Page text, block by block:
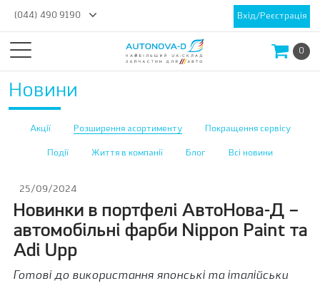
(044) 490 9190 Вхід/Реєстрація
0
Новини
Акції Розширення асортименту Покращення сервісу
Події Життя в компанії Блог Всі новини
25/09/2024
Новинки в портфелі АвтоНова-Д –
автомобільні фарби Nippon Paint та
Adi Upp
Готові до використання японські та італійськи